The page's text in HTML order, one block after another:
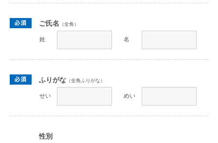
ご氏名 （全角）
姓 名
ふりがな （全角ふりがな）
せい めい
性別